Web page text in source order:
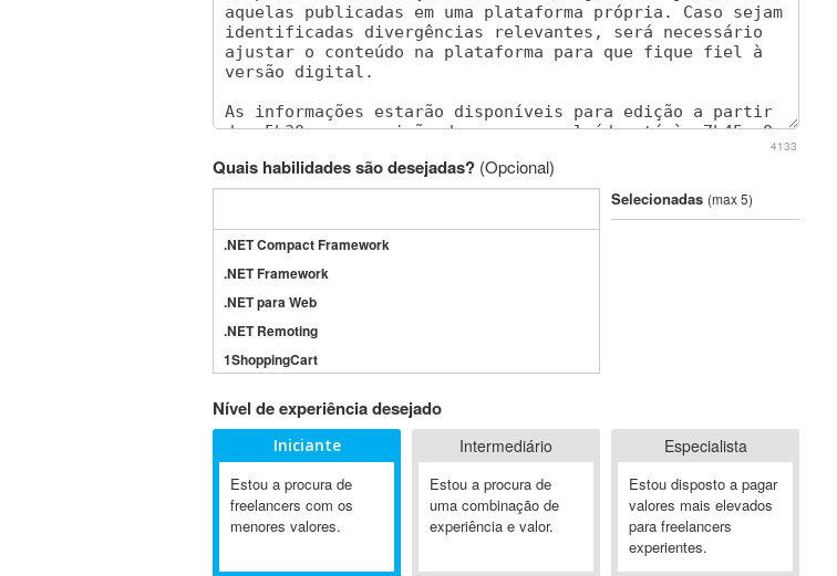
4133
Quais habilidades são desejadas? (Opcional)
.NET Compact Framework
.NET Framework
.NET para Web
.NET Remoting
1ShoppingCart
3GSM
4D Dimension
802.11
A&P
A-GPS
Selecionadas (max 5)
Nível de experiência desejado
Iniciante
Estou a procura de
freelancers com os
menores valores.
Intermediário
Estou a procura de
uma combinação de
experiência e valor.
Especialista
Estou disposto a pagar
valores mais elevados
para freelancers
experientes.